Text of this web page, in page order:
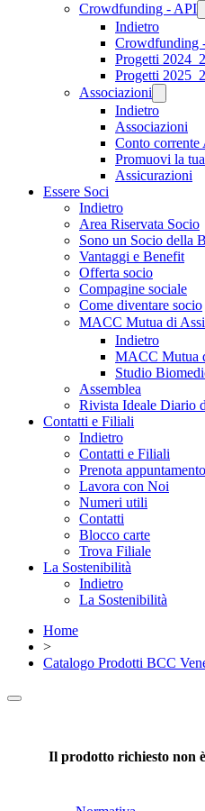
Crowdfunding - API
Indietro
Crowdfunding
Progetti
Progetti
Associazioni
Indietro
Associazioni
Conto corrente
Promuovi la
Assicurazioni
Essere Soci
Indietro
Area Riservata Socio
Sono un Socio della
Vantaggi e Benefit
Offerta socio
Compagine sociale
Come diventare socio
MACC Mutua di
Indietro
MACC Mutua
Studio
Assemblea
Rivista Ideale Diario
Contatti e Filiali
Indietro
Contatti e Filiali
Prenota
Lavora con Noi
Numeri utili
Contatti
Blocco carte
Trova Filiale
La Sostenibilità
Indietro
La Sostenibilità
Home
>
Catalogo Prodotti BCC
Il prodotto richiesto non